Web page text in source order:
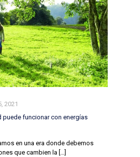
2021
puede funcionar con energías
en una era donde debemos
que cambien la […]